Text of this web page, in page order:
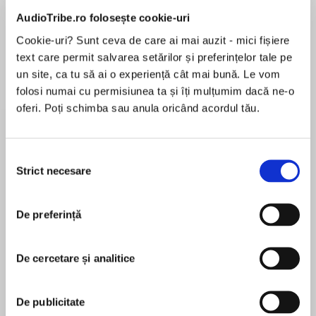
AudioTribe.ro folosește cookie-uri
Cookie-uri? Sunt ceva de care ai mai auzit - mici fișiere
text care permit salvarea setărilor și preferințelor tale pe
un site, ca tu să ai o experiență cât mai bună. Le vom
folosi numai cu permisiunea ta și îți mulțumim dacă ne-o
oferi. Poți schimba sau anula oricând acordul tău.
consimțământului
Strict necesare
De preferință
De cercetare și analitice
De publicitate
Desprecarte
The Release is the thrilling YA conclusion to Tom
Isbell’s suspenseful post-apocalyptic Prey
Less Thans from Liberty, but they aren’t safe
escape the wolves, the Brown Shirts, and the
Hunters. Most important, they need to stop
Chancellor Maddox before she executes her
Final Solution and grows even more powerful.
MAI MULT
pentru această carte
Tom Isbell grew up in Illinois, and graduated from
years as a professional actor, which saw him star